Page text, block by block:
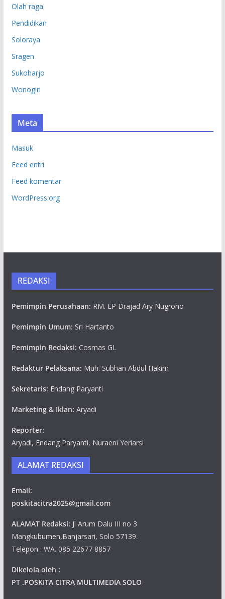
Olah raga
Pendidikan
Soloraya
Sragen
Sukoharjo
Wonogiri
Meta
Masuk
Feed entri
Feed komentar
WordPress.org
REDAKSI
Pemimpin Perusahaan: RM. EP Drajad Ary Nugroho
Pemimpin Umum: Sri Hartanto
Pemimpin Redaksi: Cosmas GL
Redaktur Pelaksana: Muh. Subhan Abdul Hakim
Sekretaris: Endang Paryanti
Marketing & Iklan: Aryadi
Reporter:
Aryadi, Endang Paryanti, Nuraeni Yeriarsi
ALAMAT REDAKSI
Email:
poskitacitra2025@gmail.com
ALAMAT Redaksi: Jl Arum Dalu III no 3
Mangkubumen,Banjarsari, Solo 57139.
Telepon : WA. 085 22677 8857
Dikelola oleh :
PT .POSKITA CITRA MULTIMEDIA SOLO